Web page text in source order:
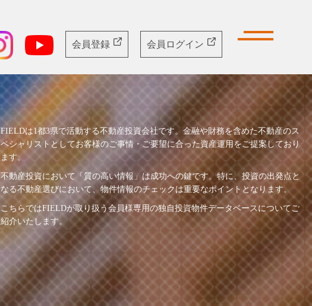
会員登録 会員 ログイン
FIELDは1都3県で活動する不動産投資会社です。金融や財務を含めた不動産のス
ペシャリストとしてお客様のご事情・ご要望に合った資産運用をご提案しており
ます。
不動産投資において「質の高い情報」は成功への鍵です。特に、投資の出発点と
なる不動産選びにおいて、物件情報のチェックは重要なポイントとなります。
こちらではFIELDが取り扱う会員様専用の独自投資物件データベースについてご
紹介いたします。